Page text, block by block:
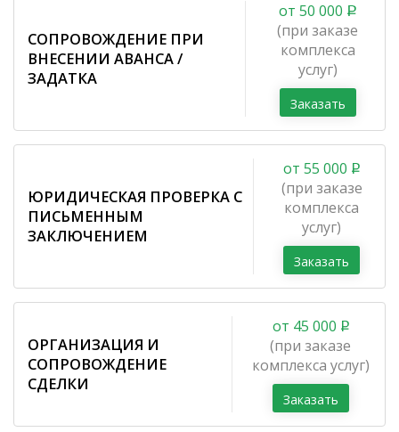
СОПРОВОЖДЕНИЕ ПРИ
ВНЕСЕНИИ АВАНСА /
ЗАДАТКА
от 50 000
(при заказе
комплекса
услуг)
Заказать
ЮРИДИЧЕСКАЯ ПРОВЕРКА С
ПИСЬМЕННЫМ
ЗАКЛЮЧЕНИЕМ
от 55 000
(при заказе
комплекса
услуг)
Заказать
ОРГАНИЗАЦИЯ И
СОПРОВОЖДЕНИЕ
СДЕЛКИ
от 45 000
(при заказе
комплекса услуг)
Заказать